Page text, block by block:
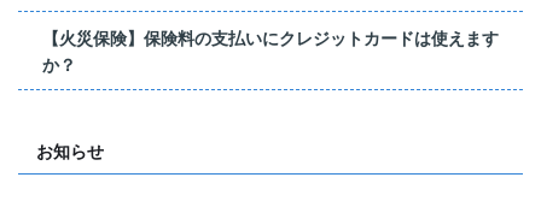
【火災保険】保険料の支払いにクレジットカードは使えます
か？
お知らせ